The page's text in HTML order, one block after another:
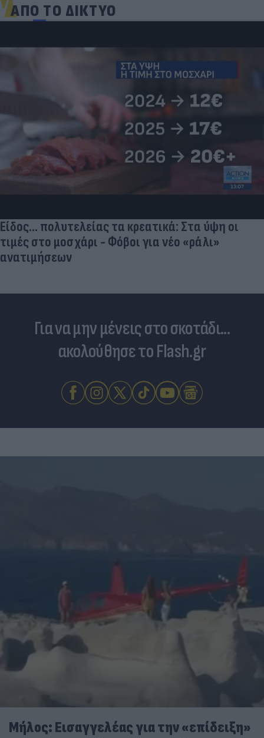
ΑΠΟ ΤΟ ΔΙΚΤΥΟ
Είδος... πολυτελείας τα κρεατικά: Στα ύψη οι
τιμές στο μοσχάρι - Φόβοι για νέο «ράλι»
ανατιμήσεων
Για να μην μένεις στο σκοτάδι...
ακολούθησε το Flash.gr
Μήλος: Εισαγγελέας για την «επίδειξη»